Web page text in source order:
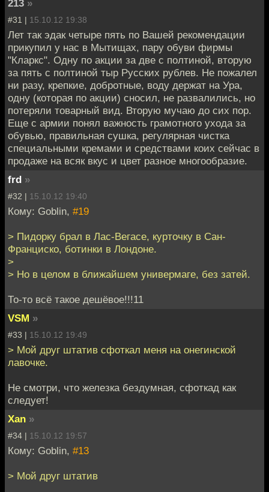
213 »
#31 | 15.10.12 19:38
Лет так эдак четыре пять по Вашей рекомендации
прикупил у нас в Мытищах, пару обуви фирмы
"Кларкс". Одну по акции за две с полтиной, вторую
за пять с полтиной тыр Русских рублев. Не пожалел
ни разу, крепкие, добротные, воду держат на Ура,
одну (которая по акции) сносил, не развалились, но
потеряли товарный вид. Вторую мучаю до сих пор.
Еще с армии понял важность грамотного ухода за
обувью, правильная сушка, регулярная чистка
специальными кремами и средствами коих сейчас в
продаже на всяк вкус и цвет разное многообразие.
frd »
#32 | 15.10.12 19:40
Кому: Goblin, #19
> Пидорку брал в Лас-Вегасе, курточку в Сан-
Франциско, ботинки в Лондоне.
>
> Но в целом в ближайшем универмаге, без затей.
То-то всё такое дешёвое!!!11
VSM »
#33 | 15.10.12 19:49
> Мой друг штатив сфоткал меня на онегинской
лавочке.
Не смотри, что железка бездумная, сфоткад как
следует!
Xan »
#34 | 15.10.12 19:57
Кому: Goblin, #13
> Мой друг штатив